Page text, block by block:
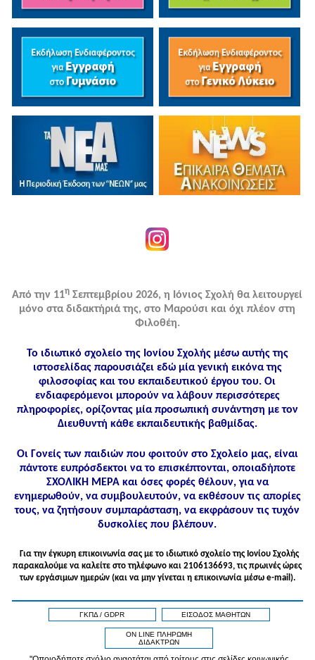
Από την 11η Σεπτεμβρίου 2026, η Ιόνιος Σχολή θα λειτουργεί
μόνο στα διδακτήριά της, στο Μαρούσι και όχι πλέον στη
Φιλοθέη.
Το ιδιωτικό σχολείο της Ιονίου Σχολής μέσω αυτής της
ιστοσελίδας παρουσιάζει εδώ μία γενική εικόνα της
φιλοσοφίας και του εκπαιδευτικού έργου του. Οι
ενδιαφερόμενοι μπορούν να λάβουν περισσότερες
πληροφορίες, ορίζοντας μία προσωπική συνάντηση με τον
Διευθυντή κάθε εκπαιδευτικής βαθμίδας.
Οι Γονείς των παιδιών που φοιτούν στο Σχολείο μας, είναι
πάντοτε ευπρόσδεκτοι να το επισκέπτονται, οποιαδήποτε
ΣΧΟΛΙΚΗ ΜΕΡΑ και όσες φορές θέλουν, για να
ενημερωθούν, να συμβουλευτούν, να εκθέσουν τις απορίες
τους, να ζητήσουν συμπαράσταση, να εκφράσουν τις τυχόν
δυσκολίες που βλέπουν.
Για την έγκυρη επικοινωνία σας με το ιδιωτικό σχολείο της Ιονίου Σχολής
παρακαλούμε να καλείτε στo τηλέφωνo και 2106136693, τις πρωινές ώρες
των εργάσιμων ημερών (και να μην γίνεται η επικοινωνία μέσω e-mail).
ΓΚΠΔ / GDPR ΕΙΣΟΔΟΣ ΜΑΘΗΤΩΝ
ON LINE ΠΛΗΡΩΜΗ
ΔΙΔΑΚΤΡΩΝ